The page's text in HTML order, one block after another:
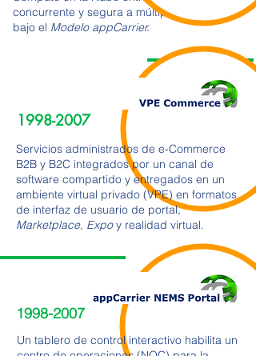
concurrente y segura a múltiples clientes
bajo el Modelo appCarrier.
1998-2007
Servicios administrados de e-Commerce
B2B y B2C integrados por un canal de
software compartido y entregados en un
ambiente virtual privado (VPE) en formatos
de interfaz de usuario de portal,
Marketplace, Expoy realidad virtual.
1998-2007
Un tablero de control interactivo habilita un